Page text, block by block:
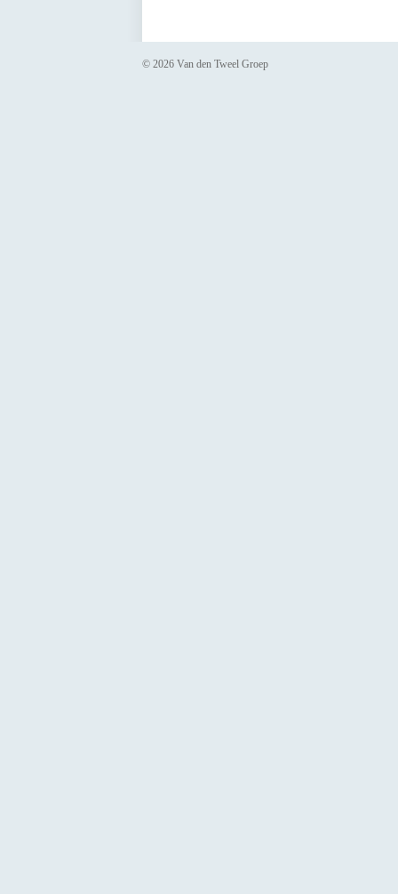
© 2026 Van den Tweel Groep